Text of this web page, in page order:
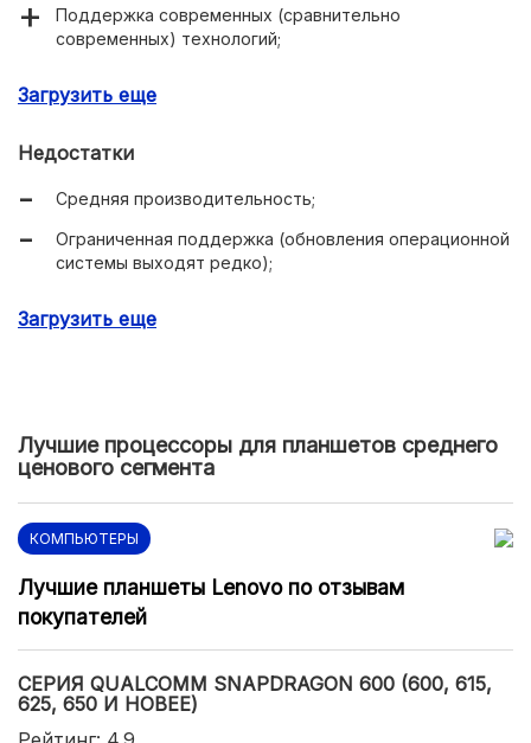
Поддержка современных (сравнительно
современных) технологий;
Загрузить еще
Недостатки
Средняя производительность;
Ограниченная поддержка (обновления операционной
системы выходят редко);
всем процессорам MediaTek.
Загрузить еще
Лучшие процессоры для планшетов среднего
ценового сегмента
КОМПЬЮТЕРЫ
Лучшие планшеты Lenovo по отзывам
покупателей
СЕРИЯ QUALCOMM SNAPDRAGON 600 (600, 615,
625, 650 И НОВЕЕ)